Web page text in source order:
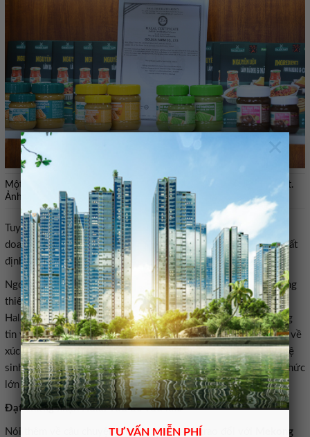
TƯ VẤN MIỄN PHÍ
×
Một số sản phẩm Halal trưng bày, giới thiệu tại Trung tâm HalalViet.
Ảnh: Lê Hồng Nhung – Mekong ASEAN
Tuy nhiên, bên cạnh những cơ hội và tiềm năng phát triển, các
doanh nghiệp Việt Nam hiện đang gặp phải một số khó khăn nhất
định đối với sản xuất và xuất khẩu sản phẩm Halal.
Ngoài những khó khăn do phải đầu tư dây chuyền sản xuất, trang
thiết bị để sản xuất sản phẩm đáp ứng các quy định, tiêu chuẩn
Halal, doanh nghiệp còn gặp khó khăn trong việc tìm hiểu thông
tin về sản phẩm, về văn hóa thị trường tiêu thụ sản phẩm Halal, về
xúc tiến thương mại. Việc thiếu nền tảng kết nối, thông tin và hệ
sinh thái thương mại đồng bộ chính là một trong những thách thức
lớn của doanh nghiệp Việt Nam khi tiếp cận thị trường này.
Đạt chứng nhận Halal vừa dễ vừa khó
Nói thêm về câu chuyện chứng nhận Halal, trao đổi với
Mekong